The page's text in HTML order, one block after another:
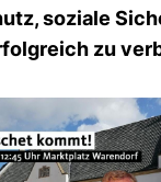
soziale
zu